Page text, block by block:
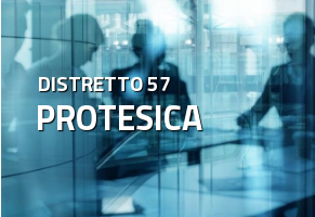
PROTESICA
DISTRETTO 57